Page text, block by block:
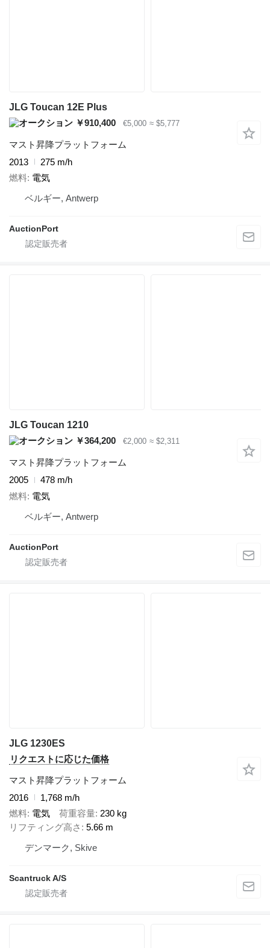
JLG Toucan 12E Plus
￥910,400
€5,000 ≈ $5,777
マスト昇降プラットフォーム
2013
275 m/h
燃料 電気
ベルギー, Antwerp
AuctionPort
JLG Toucan 1210
￥364,200
€2,000 ≈ $2,311
マスト昇降プラットフォーム
2005
478 m/h
燃料 電気
ベルギー, Antwerp
AuctionPort
JLG 1230ES
リクエストに応じた価格
マスト昇降プラットフォーム
2016
1,768 m/h
燃料 電気 荷重容量 230 kg
リフティング高さ
5.66 m
デンマーク, Skive
Scantruck A/S